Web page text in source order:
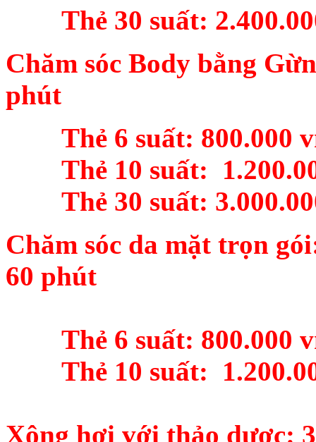
Thẻ 30 suất:
Chăm sóc Body bằng
phút
Thẻ 6 suất: 800.000
Thẻ 10 suất:
Thẻ 30 suất:
Chăm sóc da mặt trọn
60 phút
Thẻ 6 suất: 800.000
Thẻ 10 suất:
Xông hơi với thảo dược: